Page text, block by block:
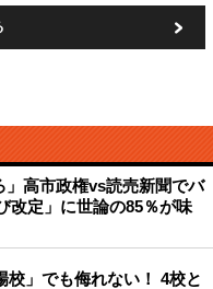
」高市政権vs読売新聞でバ
改定」に世論の85％が味
校」でも侮れない！ 4校と